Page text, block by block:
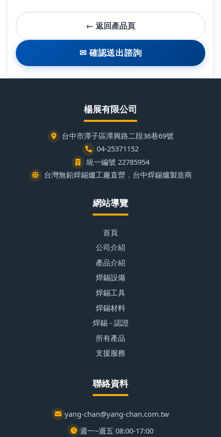
← 返回產品頁
✉ 確認送出諮詢
楊展有限公司
台中市潭子區潭興路二段36巷69號
04-25371152
統一編號 22785954
台灣無鉛焊錫爐工廠直營．台中焊錫爐製造商
網站導覽
首頁
公司介紹
產品介紹
焊錫設備
焊錫工具
焊錫材料
焊錫 - 認證
所有產品
支援服務
聯絡資料
yang-chan@yang-chan.com.tw
週一~週五 08:00-17:00